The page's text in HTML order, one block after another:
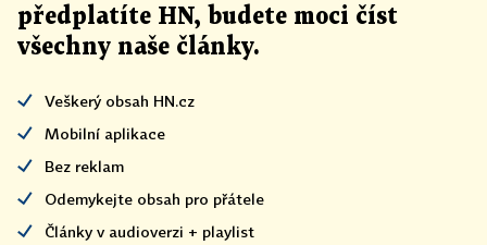
předplatíte HN, budete moci číst
všechny naše články.
Veškerý obsah HN.cz
Mobilní aplikace
Bez reklam
Odemykejte obsah pro přátele
Články v audioverzi + playlist